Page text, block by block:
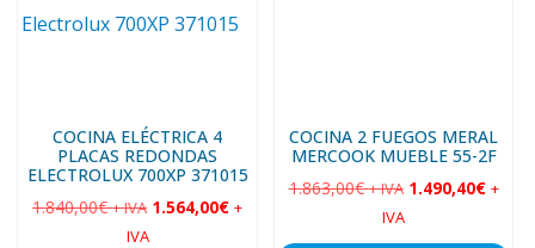
COCINA ELÉCTRICA 4
PLACAS REDONDAS
ELECTROLUX 700XP 371015
1.840,00€ + IVA 1.564,00€ +
IVA
COCINA 2 FUEGOS MERAL
MERCOOK MUEBLE 55-2F
1.863,00€ + IVA 1.490,40€ +
IVA